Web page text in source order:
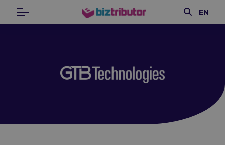
Menü
biztributor Keresés
EN